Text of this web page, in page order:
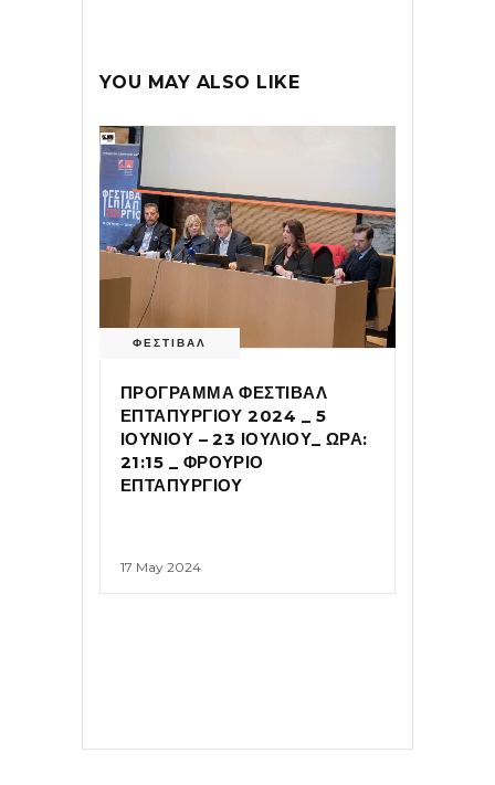
YOU MAY ALSO LIKE
ΦΕΣΤΙΒΑΛ
ΠΡΟΓΡΑΜΜΑ ΦΕΣΤΙΒΑΛ
ΕΠΤΑΠΥΡΓΙΟΥ 2024 _ 5
ΙΟΥΝΙΟΥ – 23 ΙΟΥΛΙΟΥ_ ΩΡΑ:
21:15 _ ΦΡΟΥΡΙΟ
ΕΠΤΑΠΥΡΓΙΟΥ
17 May 2024